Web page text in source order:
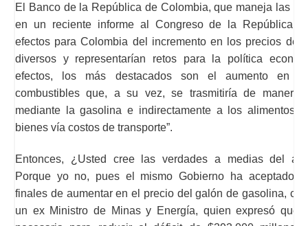
El Banco de la República de Colombia, que maneja las
en un reciente informe al Congreso de la República
efectos para Colombia del incremento en los precios del
diversos y representarían retos para la política
efectos, los más destacados son el aumento en
combustibles que, a su vez, se trasmitiría de manera
mediante la gasolina e indirectamente a los alimentos
bienes vía costos de transporte”.
Entonces, ¿Usted cree las verdades a medias del
Porque yo no, pues el mismo Gobierno ha aceptado
finales de aumentar en el precio del galón de gasolina,
un ex Ministro de Minas y Energía, quien expresó que